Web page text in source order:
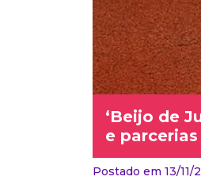
‘Beijo de
e
Postado em 13/11/